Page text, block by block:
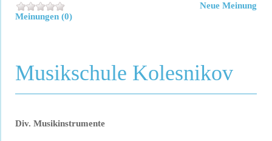
Meinungen (0)
Neue Meinung
Musikschule Kolesnikov
Div. Musikinstrumente